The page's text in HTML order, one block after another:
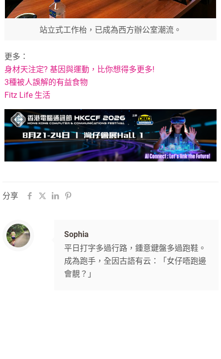
站立式工作枱，已成為西方辦公室潮流。
更多：
身材天注定? 基因與運動，比你想得多更多!
3種被人誤解的有益食物
Fitz Life 生活
分享
Sophia
平日打字多過行路，鍾意鍵盤多過跑鞋。
成為跑手，全因古語有云：「女仔唔跑邊
會靚？」